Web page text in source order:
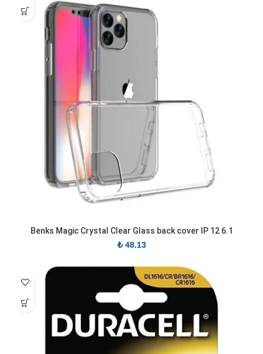
Benks Magic Crystal Clear Glass back cover IP 12 6.1
₺48.13